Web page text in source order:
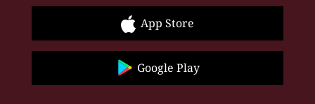
App Store
Google Play